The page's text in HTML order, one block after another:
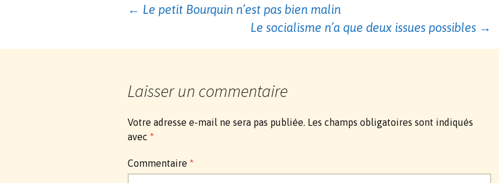
Navigation
des
← Le petit Bourquin n’est pas bien malin
Le socialisme n’a que deux issues possibles →
Laisser un commentaire
Votre adresse e-mail ne sera pas publiée. Les champs obligatoires sont indiqués
avec *
Commentaire *